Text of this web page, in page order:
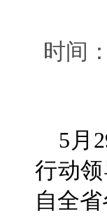
时间
5月
行动
自全